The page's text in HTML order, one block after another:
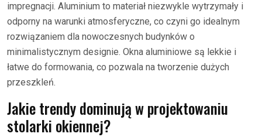
impregnacji. Aluminium to materiał niezwykle wytrzymały i
odporny na warunki atmosferyczne, co czyni go idealnym
rozwiązaniem dla nowoczesnych budynków o
minimalistycznym designie. Okna aluminiowe są lekkie i
łatwe do formowania, co pozwala na tworzenie dużych
przeszkleń.
Jakie trendy dominują w projektowaniu
stolarki okiennej?